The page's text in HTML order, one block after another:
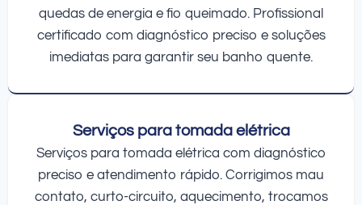
quedas de energia e fio queimado. Profissional
certificado com diagnóstico preciso e soluções
imediatas para garantir seu banho quente.
Serviços para tomada elétrica
Serviços para tomada elétrica com diagnóstico
preciso e atendimento rápido. Corrigimos mau
contato, curto-circuito, aquecimento, trocamos